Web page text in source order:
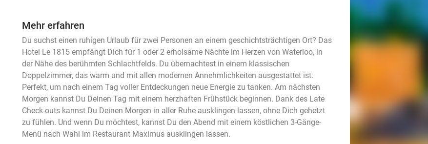
Mehr erfahren
Du suchst einen ruhigen Urlaub für zwei Personen an einem geschichtsträchtigen Ort? Das
Hotel Le 1815 empfängt Dich für 1 oder 2 erholsame Nächte im Herzen von Waterloo, in
der Nähe des berühmten Schlachtfelds. Du übernachtest in einem klassischen
Doppelzimmer, das warm und mit allen modernen Annehmlichkeiten ausgestattet ist.
Perfekt, um nach einem Tag voller Entdeckungen neue Energie zu tanken. Am nächsten
Morgen kannst Du Deinen Tag mit einem herzhaften Frühstück beginnen. Dank des Late
Check-outs kannst Du Deinen Morgen in aller Ruhe ausklingen lassen, ohne Dich gehetzt
zu fühlen. Und wenn Du möchtest, kannst Du den Abend mit einem köstlichen 3-Gänge-
Menü nach Wahl im Restaurant Maximus ausklingen lassen.